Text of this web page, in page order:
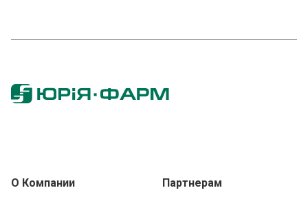
О Компании Партнерам